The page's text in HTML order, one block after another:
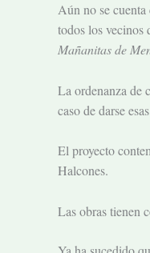
Aún no se
todos los vecinos
Mañanitas de
La ordenanza de
caso de darse
El proyecto
Halcones.
Las obras tienen